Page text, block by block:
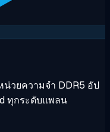
น่วยความจำ DDR5 อัป
ทุกระดับแพลน